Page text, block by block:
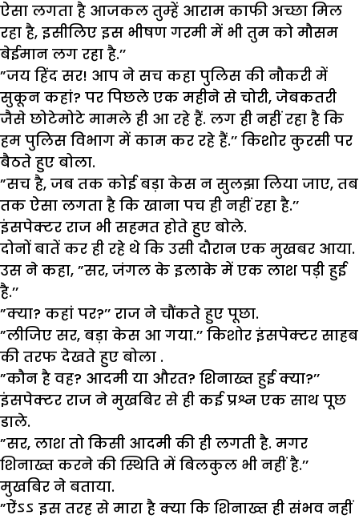
ऐसा लगता है आजकल तुम्हें आराम काफी अच्छा मिल
रहा है, इसीलिए इस भीषण गरमी में भी तुम को मौसम
बेईमान लग रहा है.’’
”जय हिंद सर! आप ने सच कहा पुलिस की नौकरी में
सुकून कहां? पर पिछले एक महीने से चोरी, जेबकतरी
जैसे छोटेमोटे मामले ही आ रहे हैं. लग ही नहीं रहा है कि
हम पुलिस विभाग में काम कर रहे हैं.’’ किशोर कुरसी पर
बैठते हुए बोला.
”सच है, जब तक कोई बड़ा केस न सुलझा लिया जाए, तब
तक ऐसा लगता है कि खाना पच ही नहीं रहा है.’’
इंसपेक्टर राज भी सहमत होते हुए बोले.
दोनों बातें कर ही रहे थे कि उसी दौरान एक मुखबर आया.
उस ने कहा, ”सर, जंगल के इलाके में एक लाश पड़ी हुई
है.’’
”क्या? कहां पर?’’ राज ने चौंकते हुए पूछा.
”लीजिए सर, बड़ा केस आ गया.’’ किशोर इंसपेक्टर साहब
की तरफ देखते हुए बोला .
”कौन है वह? आदमी या औरत? शिनाख्त हुई क्या?’’
इंसपेक्टर राज ने मुखबिर से ही कई प्रश्न एक साथ पूछ
डाले.
”सर, लाश तो किसी आदमी की ही लगती है. मगर
शिनाख्त करने की स्थिति में बिलकुल भी नहीं है.’’
मुखबिर ने बताया.
”ऐंऽऽ इस तरह से मारा है क्या कि शिनाख्त ही संभव नहीं